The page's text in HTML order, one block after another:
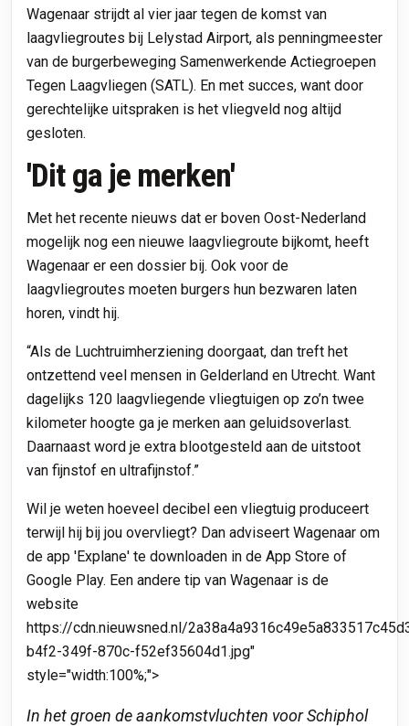
Wagenaar strijdt al vier jaar tegen de komst van
laagvliegroutes bij Lelystad Airport, als penningmeester
van de burgerbeweging Samenwerkende Actiegroepen
Tegen Laagvliegen (SATL). En met succes, want door
gerechtelijke uitspraken is het vliegveld nog altijd
gesloten.
'Dit ga je merken'
Met het recente nieuws dat er boven Oost-Nederland
mogelijk nog een nieuwe laagvliegroute bijkomt, heeft
Wagenaar er een dossier bij. Ook voor de
laagvliegroutes moeten burgers hun bezwaren laten
horen, vindt hij.
“Als de Luchtruimherziening doorgaat, dan treft het
ontzettend veel mensen in Gelderland en Utrecht. Want
dagelijks 120 laagvliegende vliegtuigen op zo’n twee
kilometer hoogte ga je merken aan geluidsoverlast.
Daarnaast word je extra blootgesteld aan de uitstoot
van fijnstof en ultrafijnstof.”
Wil je weten hoeveel decibel een vliegtuig produceert
terwijl hij bij jou overvliegt? Dan adviseert Wagenaar om
de app 'Explane' te downloaden in de App Store of
Google Play. Een andere tip van Wagenaar is de
website
https://cdn.nieuwsned.nl/
b4f2-349f-870c-f52ef35604d1.jpg"
style="width:100%;">
In het groen de aankomstvluchten voor Schiphol